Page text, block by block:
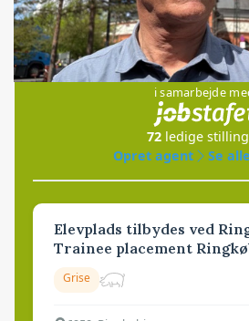
Jobs
i samarbejde
72 ledige
Opret agent
Se
Elevplads tilbydes ved
Trainee placement
Grise